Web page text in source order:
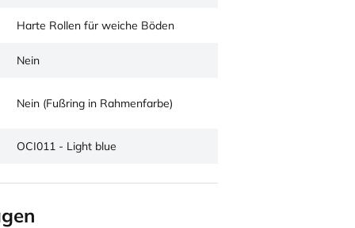
Harte Rollen für weiche Böden
Nein
Nein (Fußring in Rahmenfarbe)
OCI011 - Light blue